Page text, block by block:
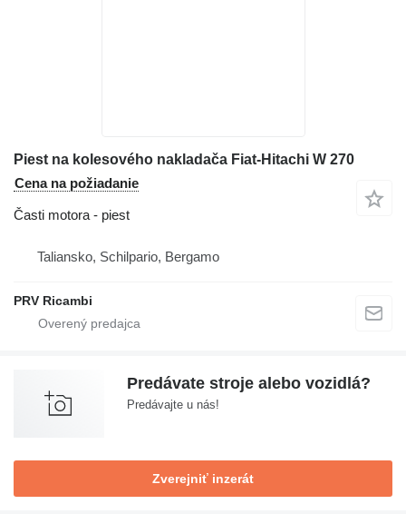
Piest na kolesového nakladača Fiat-Hitachi W 270
Cena na požiadanie
Časti motora - piest
Taliansko, Schilpario, Bergamo
PRV Ricambi
Predávate stroje alebo vozidlá?
Predávajte u nás!
Zverejniť inzerát